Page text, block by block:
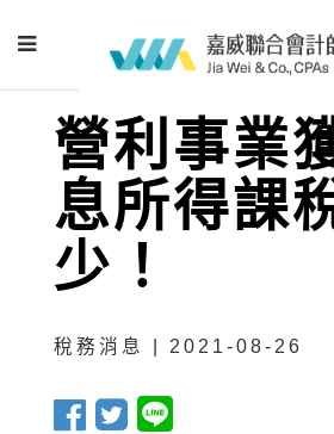
營利事業
息所得課
少！
稅務消息 | 2021-08-26